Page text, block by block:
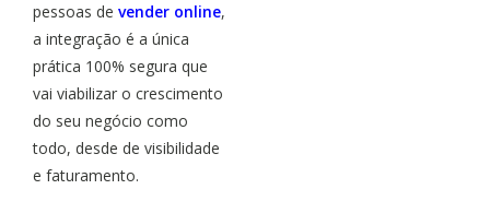
pessoas de vender online,
a integração é a única
prática 100% segura que
vai viabilizar o crescimento
do seu negócio como
todo, desde de visibilidade
e faturamento.